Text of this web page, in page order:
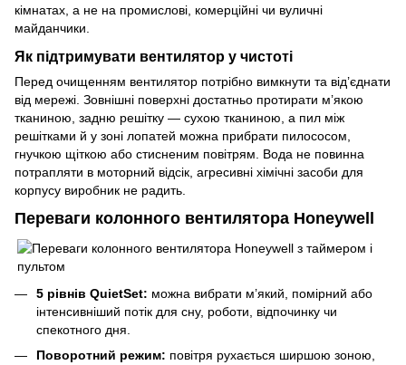
кімнатах, а не на промислові, комерційні чи вуличні
майданчики.
Як підтримувати вентилятор у чистоті
Перед очищенням вентилятор потрібно вимкнути та від’єднати
від мережі. Зовнішні поверхні достатньо протирати м’якою
тканиною, задню решітку — сухою тканиною, а пил між
решітками й у зоні лопатей можна прибрати пилососом,
гнучкою щіткою або стисненим повітрям. Вода не повинна
потрапляти в моторний відсік, агресивні хімічні засоби для
корпусу виробник не радить.
Переваги колонного вентилятора Honeywell
5 рівнів QuietSet: можна вибрати м’який, помірний або
інтенсивніший потік для сну, роботи, відпочинку чи
спекотного дня.
Поворотний режим: повітря рухається ширшою зоною,